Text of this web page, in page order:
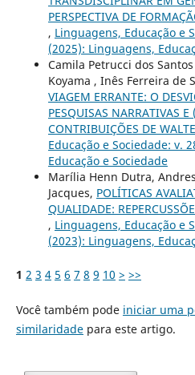
PERSPECTIVA DE
, Linguagens, Educação e
(2025): Linguagens,
Camila Petrucci dos
Koyama , Inês Ferreira de
VIAGEM ERRANTE: O
PESQUISAS NARRATIVAS
CONTRIBUIÇÕES DE
Educação e Sociedade: v.
Educação e Sociedade
Marília Henn Dutra,
Jacques, POLÍTICAS
QUALIDADE:
, Linguagens, Educação e
(2023): Linguagens,
1 2 3 4 5 6 7 8 9 10 > >>
Você também pode iniciar uma
similaridadepara este artigo.